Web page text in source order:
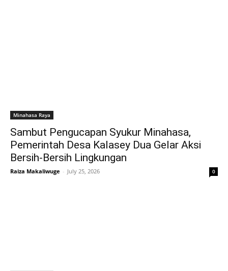
Minahasa Raya
Sambut Pengucapan Syukur Minahasa,
Pemerintah Desa Kalasey Dua Gelar Aksi
Bersih-Bersih Lingkungan
Raiza Makaliwuge - July 25, 2026 0